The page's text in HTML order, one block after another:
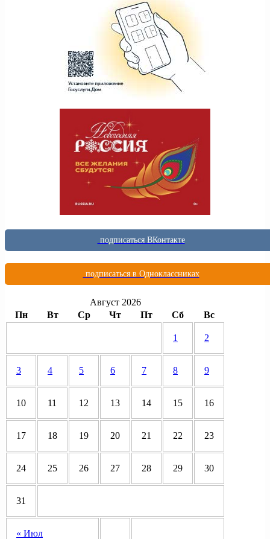
подписаться ВКонтакте
подписаться в Одноклассниках
Август 2026
Пн
Вт Ср Чт Пт Сб Вс
« Июл
1 2
3 4 5 6 7 8 9
10 11 12 13 14 15 16
17 18 19 20 21 22 23
24 25 26 27 28 29 30
31